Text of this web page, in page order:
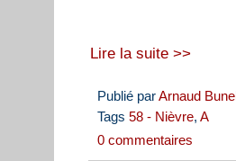
Lire la suite >>
Publié parArnaud Bunel
Tags 58 - Nièvre, A
0 commentaires